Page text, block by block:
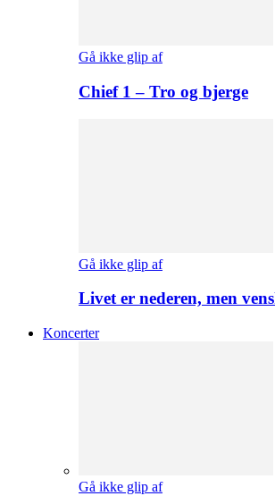
Gå ikke glip af
Chief 1 – Tro og bjerge
Gå ikke glip af
Livet er nederen, men
Koncerter
Gå ikke glip af